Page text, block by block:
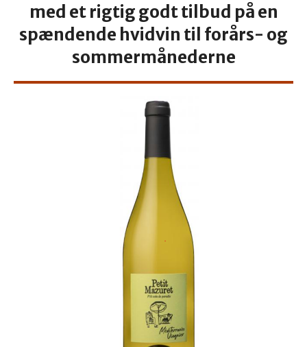
med et rigtig godt tilbud på en
spændende hvidvin til forårs- og
sommermånederne